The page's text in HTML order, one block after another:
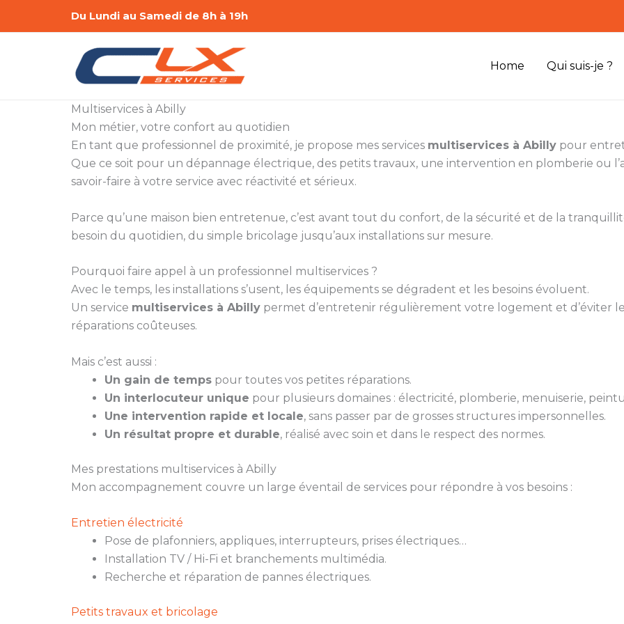
Du Lundi au Samedi de 8h à 19h
Home Qui suis-je ?
Multiservices à Abilly
Mon métier, votre confort au quotidien
En tant que professionnel de proximité, je propose mes services multiservices à Abilly pour
Que ce soit pour un dépannage électrique, des petits travaux, une intervention en plomberie ou
savoir-faire à votre service avec réactivité et sérieux.
Parce qu’une maison bien entretenue, c’est avant tout du confort, de la sécurité et de la
besoin du quotidien, du simple bricolage jusqu’aux installations sur mesure.
Pourquoi faire appel à un professionnel multiservices ?
Avec le temps, les installations s’usent, les équipements se dégradent et les besoins évoluent.
Un service multiservices à Abilly permet d’entretenir régulièrement votre logement et d’éviter
réparations coûteuses.
Mais c’est aussi :
Un gain de temps pour toutes vos petites réparations.
Un interlocuteur unique pour plusieurs domaines : électricité, plomberie, menuiserie,
Une intervention rapide et locale, sans passer par de grosses structures impersonnelles.
Un résultat propre et durable, réalisé avec soin et dans le respect des normes.
Mes prestations multiservices à Abilly
Mon accompagnement couvre un large éventail de services pour répondre à vos besoins :
Entretien électricité
Pose de plafonniers, appliques, interrupteurs, prises électriques…
Installation TV / Hi-Fi et branchements multimédia.
Recherche et réparation de pannes électriques.
Petits travaux et bricolage